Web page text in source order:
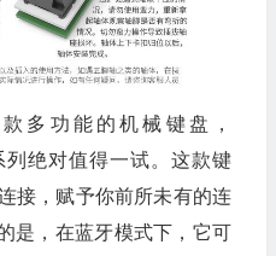
多功能的机械键盘，
列绝对值得一试。这款键
接，赋予你前所未有的连
是，在蓝牙模式下，它可